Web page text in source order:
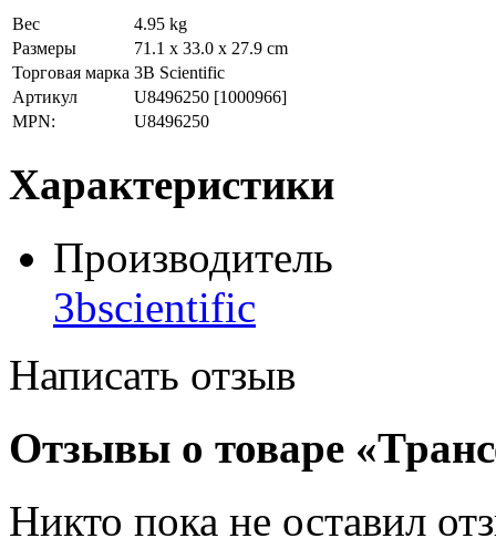
Вес
4.95 kg
Размеры
71.1 x 33.0 x 27.9 cm
Торговая марка 3B Scientific
Артикул
U8496250 [1000966]
MPN:
U8496250
Характеристики
Производитель
3bscientific
Написать отзыв
Отзывы о товаре
Никто пока не оставил